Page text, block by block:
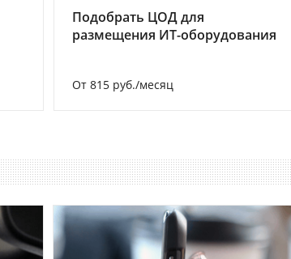
Подобрать ЦОД для
размещения ИТ-оборудования
От 815 руб./месяц